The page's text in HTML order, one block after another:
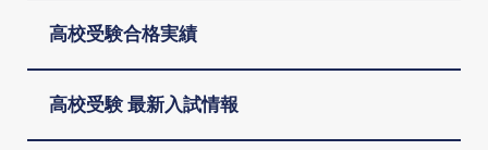
高校受験合格実績
高校受験 最新入試情報